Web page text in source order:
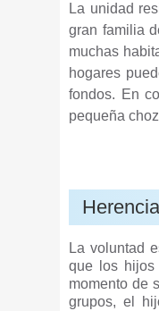
La unidad
gran familia
muchas
hogares
fondos. En
pequeña
La voluntad
que los hijos
momento de
grupos, el